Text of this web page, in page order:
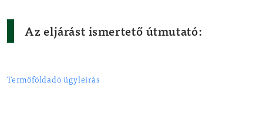
Az eljárást ismertető útmutató:
Termőföldadó ügyleírás